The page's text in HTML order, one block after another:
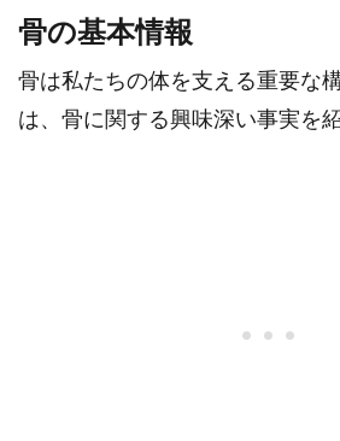
骨の基本情報
骨は私たちの体を支える重要な
は、骨に関する興味深い事実を